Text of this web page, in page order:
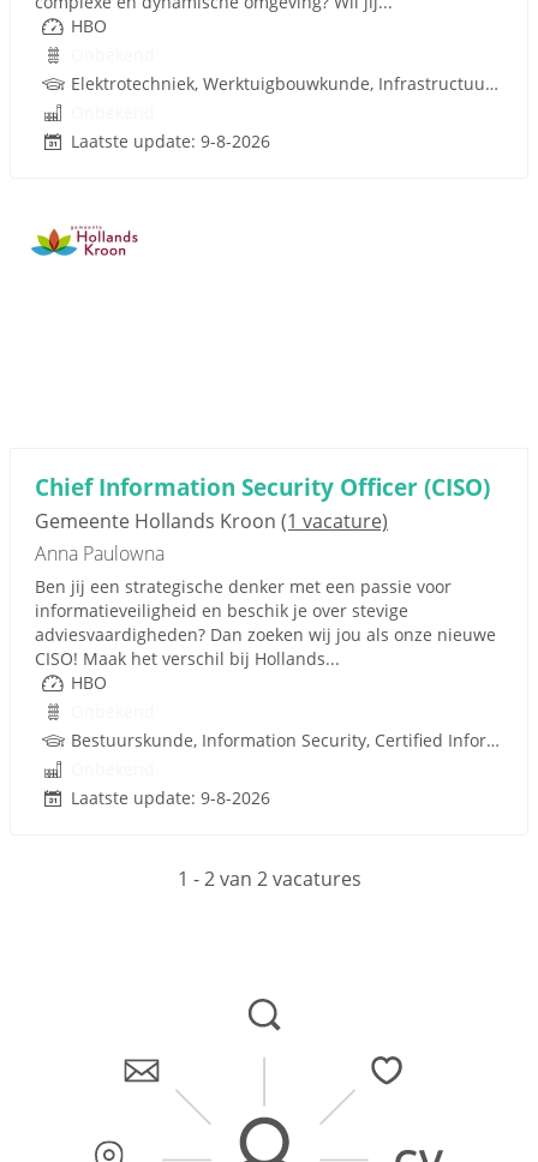
HBO
Elektrotechniek, Werktuigbouwkunde, Infrastructuur, Infra
Laatste update: 9-8-2026
Chief Information Security Officer (CISO)
Gemeente Hollands Kroon (1 vacature)
Anna Paulowna
Ben jij een strategische denker met een passie voor
informatieveiligheid en beschik je over stevige
adviesvaardigheden? Dan zoeken wij jou als onze nieuwe
CISO! Maak het verschil bij Hollands...
HBO
Bestuurskunde, Information Security, Certified Information Systems Security Profes
Laatste update: 9-8-2026
1 - 2 van 2 vacatures